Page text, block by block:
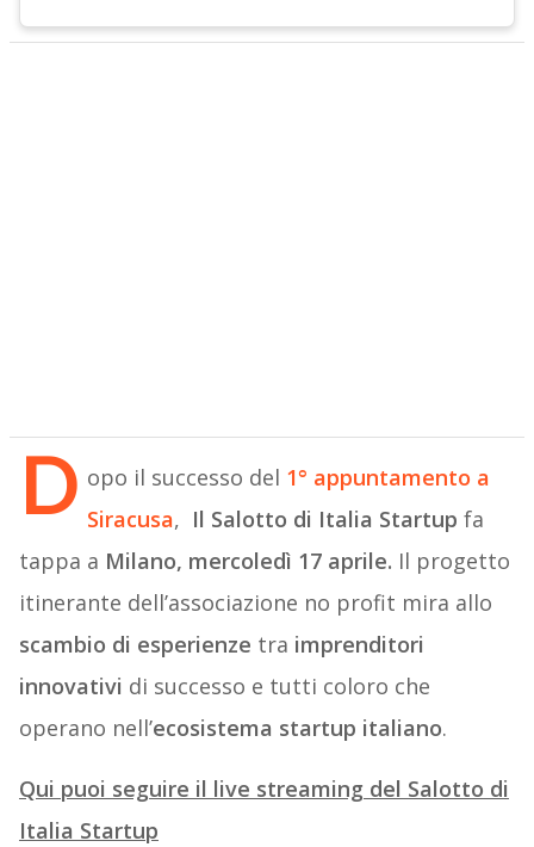
D opo il successo del 1° appuntamento a
Siracusa, Il Salotto di Italia Startup fa
tappa a Milano, mercoledì 17 aprile. Il progetto
itinerante dell’associazione no profit mira allo
scambio di esperienze tra imprenditori
innovativi di successo e tutti coloro che
operano nell’ecosistema startup italiano.
Qui puoi seguire il live streaming del Salotto di
Italia Startup